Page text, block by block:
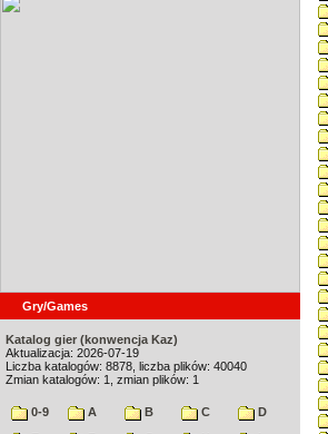
Gry/Games
Katalog gier (konwencja Kaz)
Aktualizacja: 2026-07-19
Liczba katalogów: 8878, liczba plików: 40040
Zmian katalogów: 1, zmian plików: 1
0-9 A B C
D